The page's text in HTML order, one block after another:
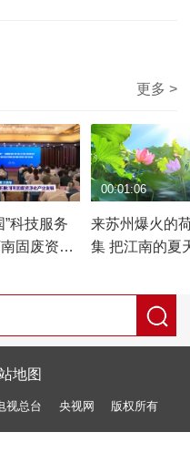
更多 >
”科技服务
固废资源
来苏州爆火的
集 把江南的夏
00:01:06
地图
视总台 央视网 版权所有